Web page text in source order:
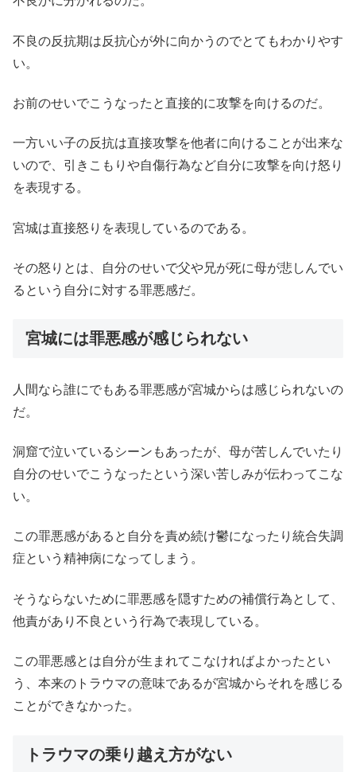
不良の反抗期は反抗心が外に向かうのでとてもわかりやす
い。
お前のせいでこうなったと直接的に攻撃を向けるのだ。
一方いい子の反抗は直接攻撃を他者に向けることが出来な
いので、引きこもりや自傷行為など自分に攻撃を向け怒り
を表現する。
宮城は直接怒りを表現しているのである。
その怒りとは、自分のせいで父や兄が死に母が悲しんでい
るという自分に対する罪悪感だ。
宮城には罪悪感が感じられない
人間なら誰にでもある罪悪感が宮城からは感じられないの
だ。
洞窟で泣いているシーンもあったが、母が苦しんでいたり
自分のせいでこうなったという深い苦しみが伝わってこな
い。
この罪悪感があると自分を責め続け鬱になったり統合失調
症という精神病になってしまう。
そうならないために罪悪感を隠すための補償行為として、
他責があり不良という行為で表現している。
この罪悪感とは自分が生まれてこなければよかったとい
う、本来のトラウマの意味であるが宮城からそれを感じる
ことができなかった。
トラウマの乗り越え方がない